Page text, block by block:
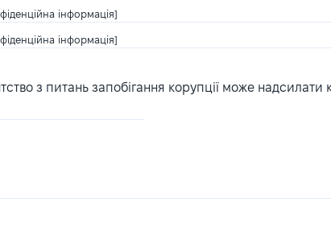
інформація]
інформація]
з питань запобігання корупції може надсилати